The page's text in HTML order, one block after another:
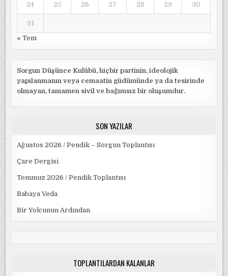
24 25 26 27 28 29 30
31
« Tem
Sorgun Düşünce Kulübü, hiçbir partinin, ideolojik
yapılanmanın veya cemaatin güdümünde ya da tesirinde
olmayan, tamamen sivil ve bağımsız bir oluşumdur.
SON YAZILAR
Ağustos 2026 / Pendik – Sorgun Toplantısı
Çare Dergisi
Temmuz 2026 / Pendik Toplantısı
Babaya Veda
Bir Yolcunun Ardından
TOPLANTILARDAN KALANLAR